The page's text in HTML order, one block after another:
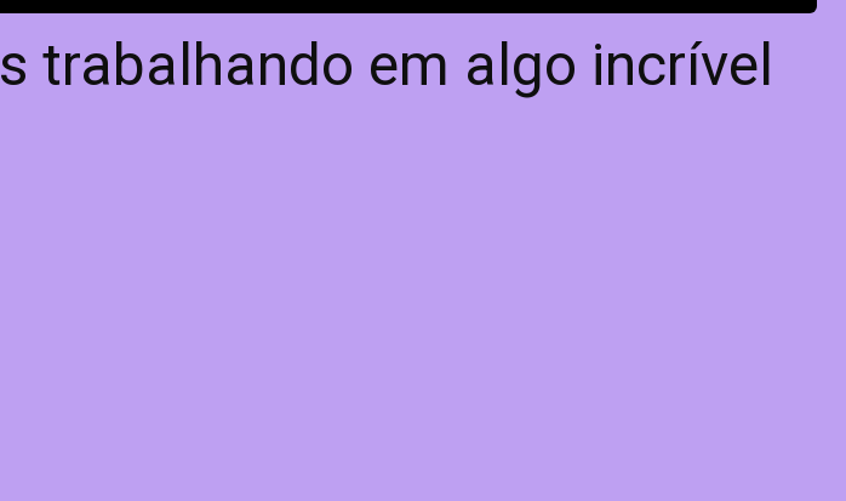
trabalhando em algo incrível